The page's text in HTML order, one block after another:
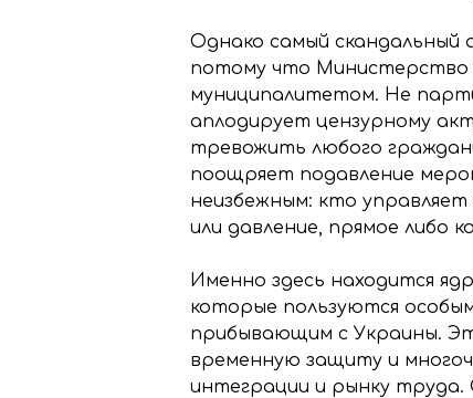
Однако самый скандальный
потому что Министерство
муниципалитетом. Не
аплодирует цензурному
тревожить любого
поощряет подавление
неизбежным: кто
или давление, прямое либо
Именно здесь находится
которые пользуются
прибывающим с Украины.
временную защиту и
интеграции и рынку труда.